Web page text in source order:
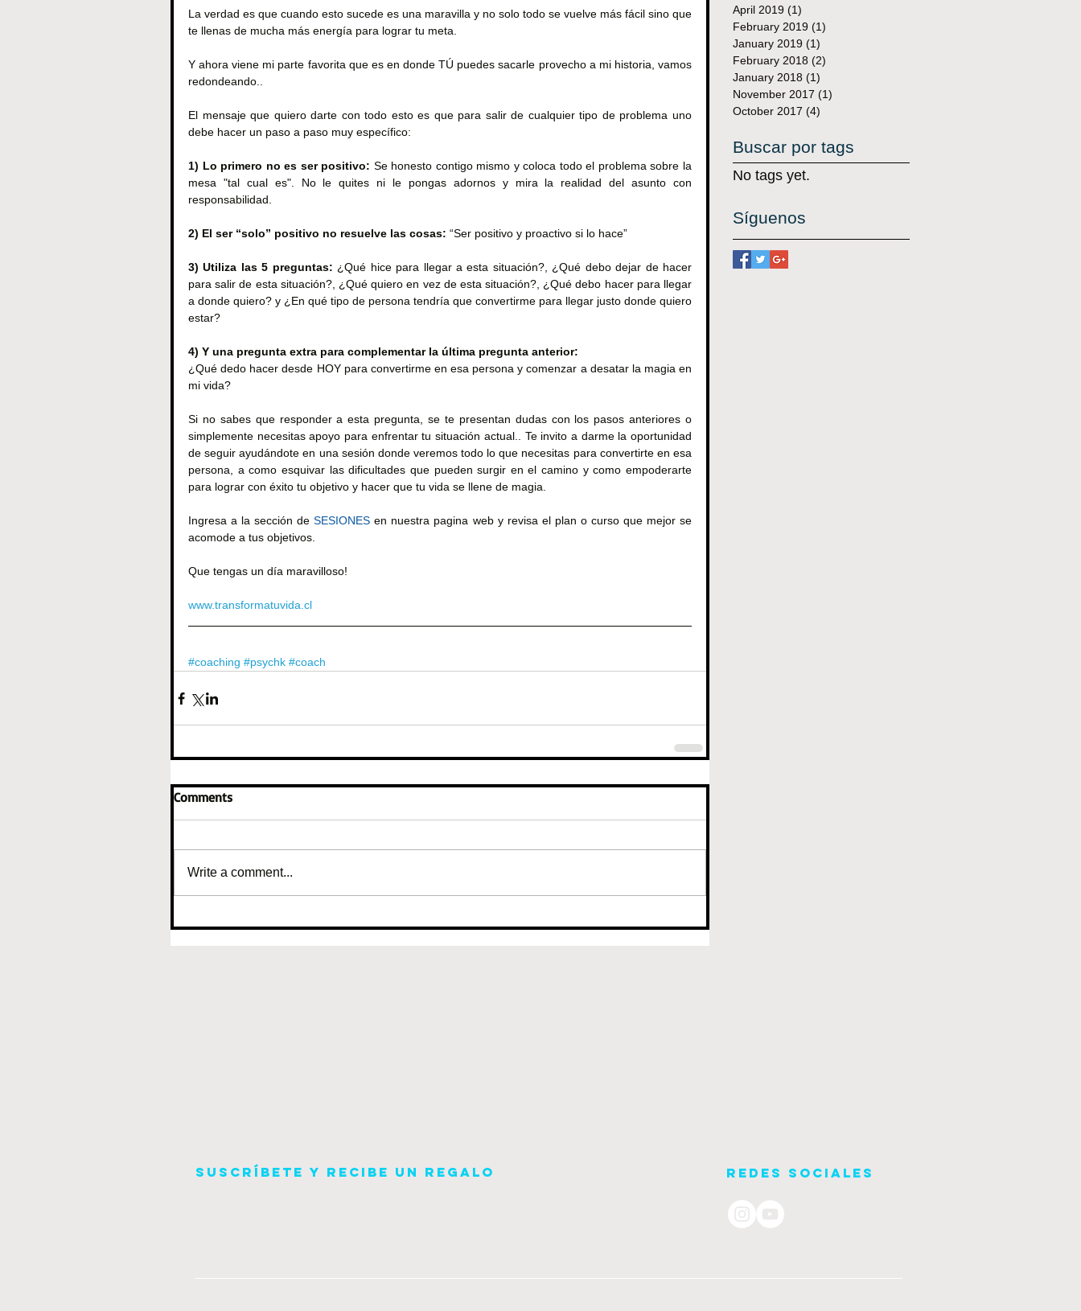
La verdad es que cuando esto sucede es una maravilla y no solo todo se vuelve más fácil sino que
te llenas de mucha más energía para lograr tu meta.
Y ahora viene mi parte favorita que es en donde TÚ puedes sacarle provecho a mi historia, vamos
redondeando..
El mensaje que quiero darte con todo esto es que para salir de cualquier tipo de problema uno
debe hacer un paso a paso muy específico:
1) Lo primero no es ser positivo: Se honesto contigo mismo y coloca todo el problema sobre la
mesa "tal cual es". No le quites ni le pongas adornos y mira la realidad del asunto con
responsabilidad.
2) El ser “solo” positivo no resuelve las cosas: “Ser positivo y proactivo si lo hace”
3) Utiliza las 5 preguntas: ¿Qué hice para llegar a esta situación?, ¿Qué debo dejar de hacer
para salir de esta situación?, ¿Qué quiero en vez de esta situación?, ¿Qué debo hacer para llegar
a donde quiero? y ¿En qué tipo de persona tendría que convertirme para llegar justo donde quiero
estar?
4) Y una pregunta extra para complementar la última pregunta anterior:
¿Qué dedo hacer desde HOY para convertirme en esa persona y comenzar a desatar la magia en
mi vida?
Si no sabes que responder a esta pregunta, se te presentan dudas con los pasos anteriores o
simplemente necesitas apoyo para enfrentar tu situación actual.. Te invito a darme la oportunidad
de seguir ayudándote en una sesión donde veremos todo lo que necesitas para convertirte en esa
persona, a como esquivar las dificultades que pueden surgir en el camino y como empoderarte
para lograr con éxito tu objetivo y hacer que tu vida se llene de magia.
Ingresa a la sección de SESIONES en nuestra pagina web y revisa el plan o curso que mejor se
acomode a tus objetivos.
Que tengas un día maravilloso!
www.transformatuvida.cl
#coaching #psychk #coach
Comments
Write a comment...
April 2019 (1)
February 2019 (1)
January 2019 (1)
February 2018 (2)
January 2018 (1)
November 2017 (1)
October 2017 (4)
Buscar por tags
No tags yet.
Síguenos
Suscríbete y recibe un regalo Redes Sociales